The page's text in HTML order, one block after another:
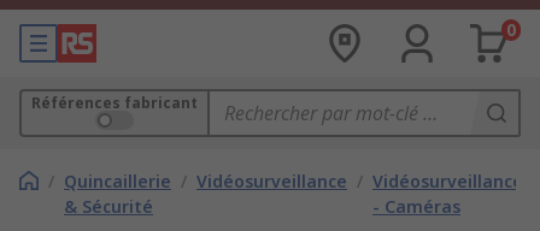
0
Références fabricant
/ Quincaillerie
& Sécurité
/ Vidéosurveillance / Vidéosurveillance
- Caméras